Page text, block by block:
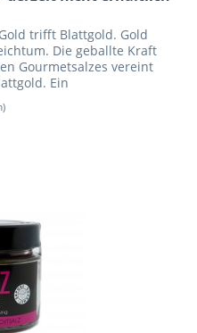
trifft Blattgold. Gold
Die geballte Kraft
Gourmetsalzes vereint
Ein